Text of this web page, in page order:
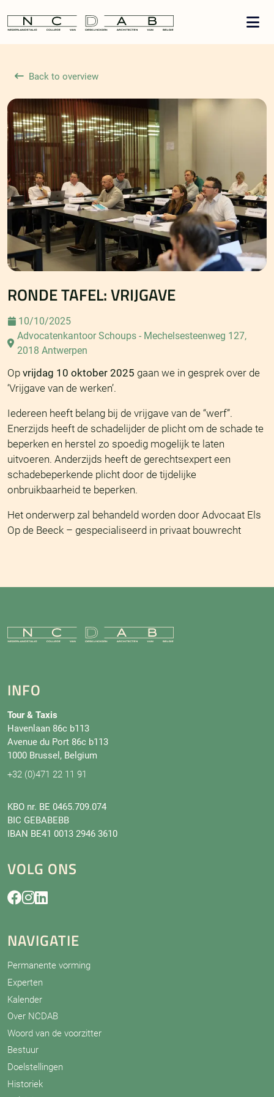
Back to overview
RONDE TAFEL: VRIJGAVE
10/10/2025
Advocatenkantoor Schoups - Mechelsesteenweg 127,
2018 Antwerpen
Op vrijdag 10 oktober 2025 gaan we in gesprek over de
‘Vrijgave van de werken’.
Iedereen heeft belang bij de vrijgave van de “werf”.
Enerzijds heeft de schadelijder de plicht om de schade te
beperken en herstel zo spoedig mogelijk te laten
uitvoeren. Anderzijds heeft de gerechtsexpert een
schadebeperkende plicht door de tijdelijke
onbruikbaarheid te beperken.
Het onderwerp zal behandeld worden door Advocaat Els
Op de Beeck – gespecialiseerd in privaat bouwrecht
INFO
Tour & Taxis
Havenlaan 86c b113
Avenue du Port 86c b113
1000 Brussel, Belgium
+32 (0)471 22 11 91
KBO nr. BE 0465.709.074
BIC GEBABEBB
IBAN BE41 0013 2946 3610
VOLG ONS
NAVIGATIE
Permanente vorming
Experten
Kalender
Over NCDAB
Woord van de voorzitter
Bestuur
Doelstellingen
Historiek